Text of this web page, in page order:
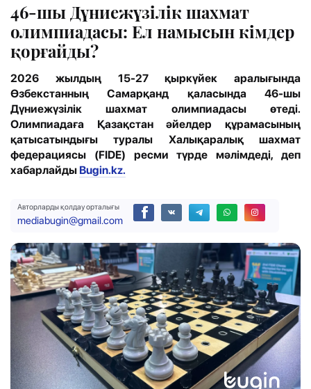
46-шы Дүниежүзілік шахмат
олимпиадасы: Ел намысын кімдер
қорғайды?
2026 жылдың 15-27 қыркүйек аралығында
Өзбекстанның Самарқанд қаласында 46-шы
Дүниежүзілік шахмат олимпиадасы өтеді.
Олимпиадаға Қазақстан әйелдер құрамасының
қатысатындығы туралы Халықаралық шахмат
федерациясы (FIDE) ресми түрде мәлімдеді, деп
хабарлайды Bugin.kz.
Авторларды қолдау орталығы
mediabugin@gmail.com